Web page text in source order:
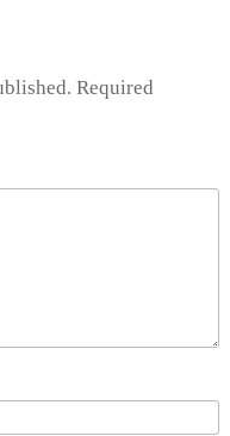
Required